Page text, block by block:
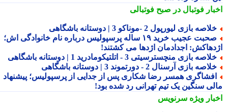
فوتبال در صبح فوتبالی
بازی لیورپول 2 -موناکو 3 | دوستانه باشگاهی
صحبت عجیب خرید ۱۹ ساله پرسپولیس درباره نام خانوادگی اش؛
اجدادمان اژدها می کشتند!
بازی منچسترسیتی 3 - اتلتیکومادرید 1 | دوستانه باشگاهی
بازی آرسنال 2 - دورتموند 3 | دوستانه باشگاهی
همسر رضا شکاری پس از جدایی از پرسپولیس؛ پیشنهاد
سنگین یک تیم تهرانی رد شده بود!
ویژهسرنویس